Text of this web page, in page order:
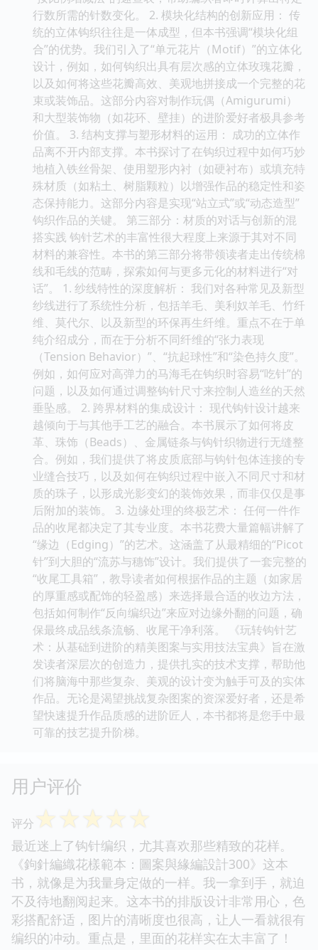
行数所需的针数变化。 2. 模块化结构的创新应用： 传
统的立体钩织往往是一体成型，但本书强调“模块化组
合”的优势。我们引入了“单元花片（Motif）”的立体化
设计，例如，如何钩织出具有层次感的立体玫瑰花瓣，
以及如何将这些花瓣高效、美观地拼接成一个完整的花
束或装饰品。这部分内容对制作玩偶（Amigurumi）
和大型装饰物（如花环、壁挂）的进阶爱好者极具参考
价值。 3. 结构支撑与塑形材料的运用： 成功的立体作
品离不开内部支撑。本书探讨了在钩织过程中如何巧妙
地植入铁丝骨架、使用塑形内衬（如硬衬布）或填充特
殊材质（如粘土、树脂颗粒）以增强作品的稳定性和姿
态保持能力。这部分内容是实现“站立式”或“动态造型”
钩织作品的关键。 第三部分：材质的对话与创新的混
搭实践 钩针艺术的丰富性很大程度上来源于其对不同
材料的兼容性。本书的第三部分将带领读者走出传统棉
线和毛线的范畴，探索如何与更多元化的材料进行“对
话”。 1. 纱线特性的深度解析： 我们对各种常见及新型
纱线进行了系统性分析，包括羊毛、美利奴羊毛、竹纤
维、莫代尔、以及新型的环保再生纤维。重点不在于单
纯介绍成分，而在于分析不同纤维的“张力表现
（Tension Behavior）”、“抗起球性”和“染色持久度”。
例如，如何应对高弹力的马海毛在钩织时容易“吃针”的
问题，以及如何通过调整钩针尺寸来控制人造丝的天然
垂坠感。 2. 跨界材料的集成设计： 现代钩针设计越来
越倾向于与其他手工艺的融合。本书展示了如何将皮
革、珠饰（Beads）、金属链条与钩针织物进行无缝整
合。例如，我们提供了将皮质底部与钩针包体连接的专
业缝合技巧，以及如何在钩织过程中嵌入不同尺寸和材
质的珠子，以形成光影变幻的装饰效果，而非仅仅是事
后附加的装饰。 3. 边缘处理的终极艺术： 任何一件作
品的收尾都决定了其专业度。本书花费大量篇幅讲解了
“缘边（Edging）”的艺术。这涵盖了从最精细的“Picot
针”到大胆的“流苏与穗饰”设计。我们提供了一套完整的
“收尾工具箱”，教导读者如何根据作品的主题（如家居
的厚重感或配饰的轻盈感）来选择最合适的收边方法，
包括如何制作“反向编织边”来应对边缘外翻的问题，确
保最终成品线条流畅、收尾干净利落。 《玩转钩针艺
术：从基础到进阶的精美图案与实用技法宝典》旨在激
发读者深层次的创造力，提供扎实的技术支撑，帮助他
们将脑海中那些复杂、美观的设计变为触手可及的实体
作品。无论是渴望挑战复杂图案的资深爱好者，还是希
望快速提升作品质感的进阶匠人，本书都将是您手中最
可靠的技艺提升阶梯。
用户评价
评分 ☆☆☆☆☆
最近迷上了钩针编织，尤其喜欢那些精致的花样。
《鉤針編織花樣範本：圖案與緣編設計300》这本
书，就像是为我量身定做的一样。我一拿到手，就迫
不及待地翻阅起来。这本书的排版设计非常用心，色
彩搭配舒适，图片的清晰度也很高，让人一看就很有
编织的冲动。重点是，里面的花样实在太丰富了！